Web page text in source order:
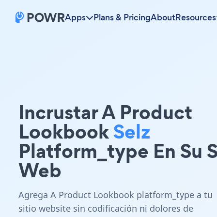
Apps Plans & PricingAboutResources
Incrustar A Product
LookbookSelz
Platform_type En Su
Web
Agrega A Product Lookbook platform_type a tu
sitio website sin codificación ni dolores de